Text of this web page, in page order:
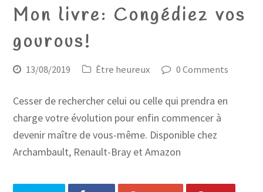
Mon livre: Congédiez vos
gourous!
13/08/2019 Être heureux 0 Comments
Cesser de rechercher celui ou celle qui prendra en
charge votre évolution pour enfin commencer à
devenir maître de vous-même. Disponible chez
Archambault, Renault-Bray et Amazon